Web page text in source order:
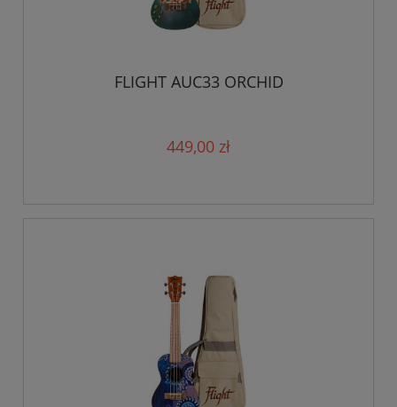
FLIGHT AUC33 ORCHID
449,00 zł